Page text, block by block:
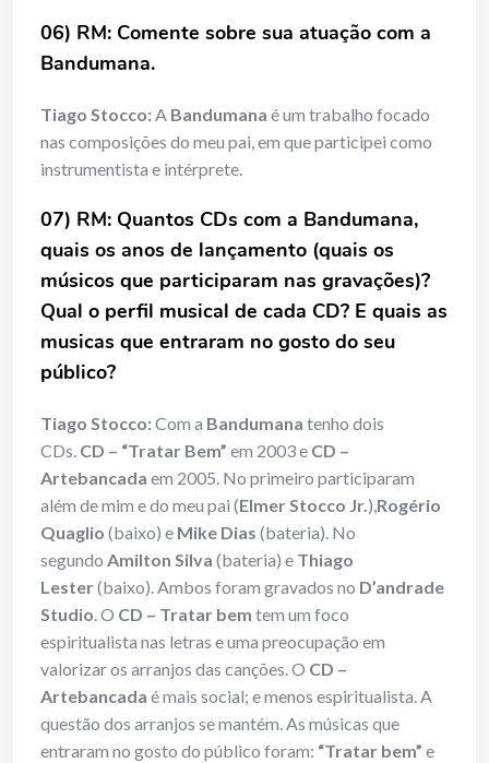
06) RM: Comente sobre sua atuação com a
Bandumana.
Tiago Stocco:A Bandumana é um trabalho focado
nas composições do meu pai, em que participei como
instrumentista e intérprete.
07) RM: Quantos CDs com a Bandumana,
quais os anos de lançamento (quais os
músicos que participaram nas gravações)?
Qual o perfil musical de cada CD? E quais as
musicas que entraram no gosto do seu
público?
Tiago Stocco:Com a Bandumana tenho dois
CDs. CD – “Tratar Bem” em 2003 e CD –
Artebancada em 2005. No primeiro participaram
além de mim e do meu pai (Elmer Stocco Jr.),Rogério
Quaglio (baixo) e Mike Dias (bateria). No
segundo Amilton Silva (bateria) e Thiago
Lester(baixo). Ambos foram gravados no D’andrade
Studio. O CD – Tratar bem tem um foco
espiritualista nas letras e uma preocupação em
valorizar os arranjos das canções. O CD –
Artebancada é mais social; e menos espiritualista. A
questão dos arranjos se mantém. As músicas que
entraram no gosto do público foram: “Tratar bem” e